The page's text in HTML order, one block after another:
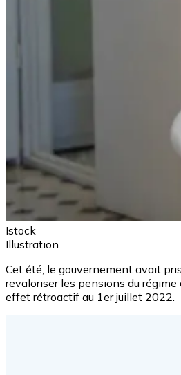
Istock
Illustration
Cet été, le gouvernement avait
revaloriser les pensions du
effet rétroactif au 1er juillet 2022.